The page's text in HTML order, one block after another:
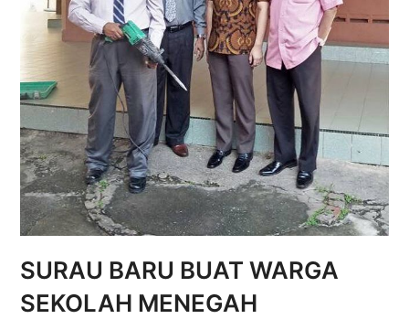
SURAU BARU BUAT WARGA
SEKOLAH MENEGAH